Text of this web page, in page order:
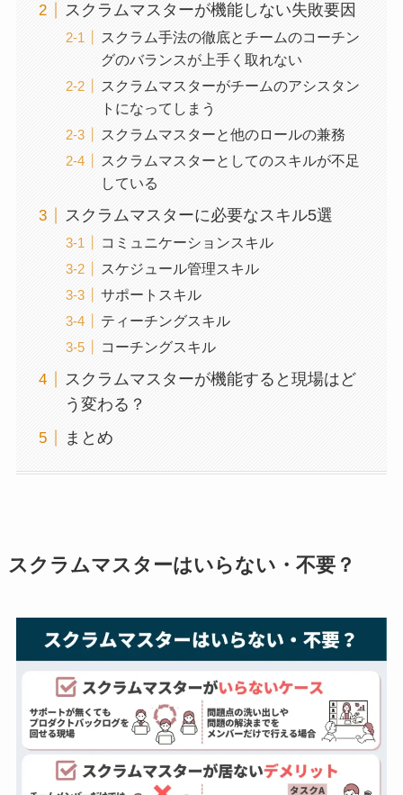
スクラムマスターが機能しない失敗要因
スクラム手法の徹底とチームのコーチン
グのバランスが上手く取れない
スクラムマスターがチームのアシスタン
トになってしまう
スクラムマスターと他のロールの兼務
スクラムマスターとしてのスキルが不足
している
スクラムマスターに必要なスキル5選
コミュニケーションスキル
スケジュール管理スキル
サポートスキル
ティーチングスキル
コーチングスキル
スクラムマスターが機能すると現場はど
う変わる？
まとめ
スクラムマスターはいらない・不要？